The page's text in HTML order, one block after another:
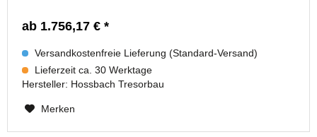
ab 1.756,17 € *
Versandkostenfreie Lieferung (Standard-Versand)
Lieferzeit ca. 30 Werktage
Hersteller: Hossbach Tresorbau
Merken